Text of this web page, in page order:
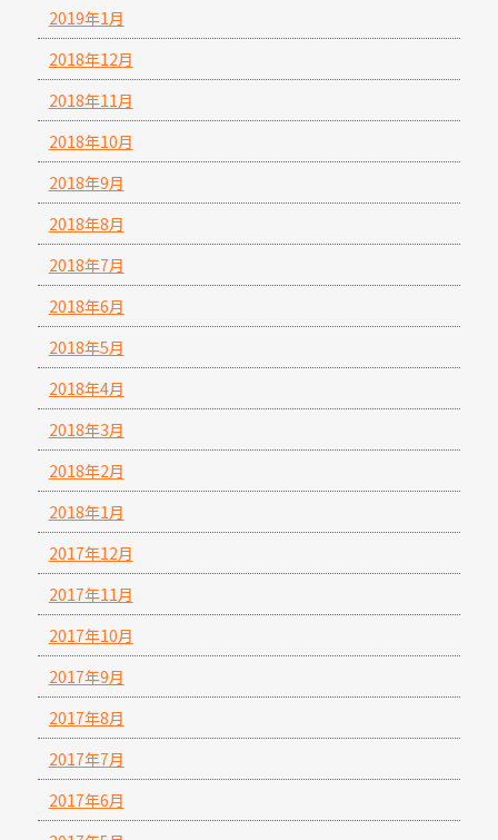
2019年1月
2018年12月
2018年11月
2018年10月
2018年9月
2018年8月
2018年7月
2018年6月
2018年5月
2018年4月
2018年3月
2018年2月
2018年1月
2017年12月
2017年11月
2017年10月
2017年9月
2017年8月
2017年7月
2017年6月